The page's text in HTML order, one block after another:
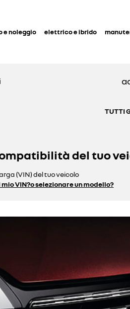
e noleggio elettrico e ibrido
TUTTI
del tuo
(VIN) del tuo veicolo
VIN?o selezionare un modello?